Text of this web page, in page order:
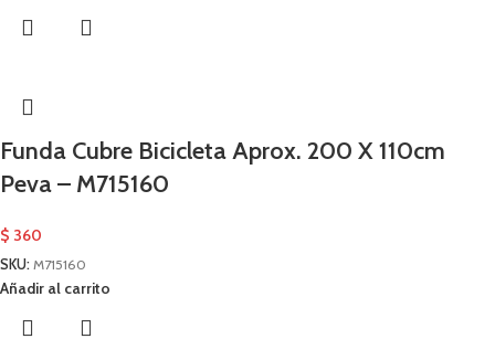
Funda Cubre Bicicleta Aprox. 200 X 110cm
Peva – M715160
$ 360
SKU: M715160
Añadir al carrito